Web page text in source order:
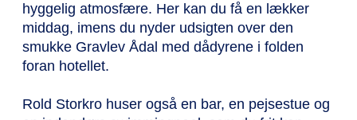
hyggelig atmosfære. Her kan du få en lækker
middag, imens du nyder udsigten over den
smukke Gravlev Ådal med dådyrene i folden
foran hotellet.
Rold Storkro huser også en bar, en pejsestue og